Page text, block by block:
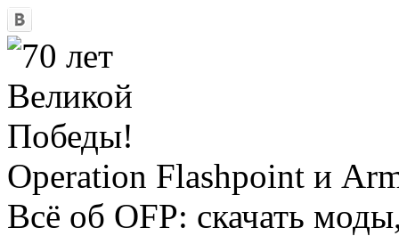
Operation Flashpoint и
Всё об OFP: скачать